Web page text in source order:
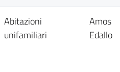
Abitazioni
unifamiliari
Amos
Edallo